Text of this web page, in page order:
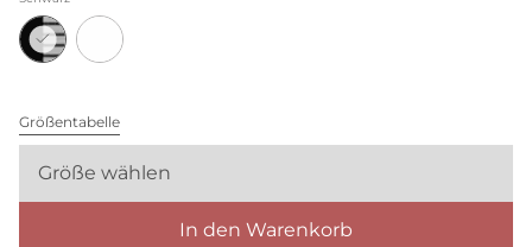
Größentabelle
Größe wählen
In den Warenkorb